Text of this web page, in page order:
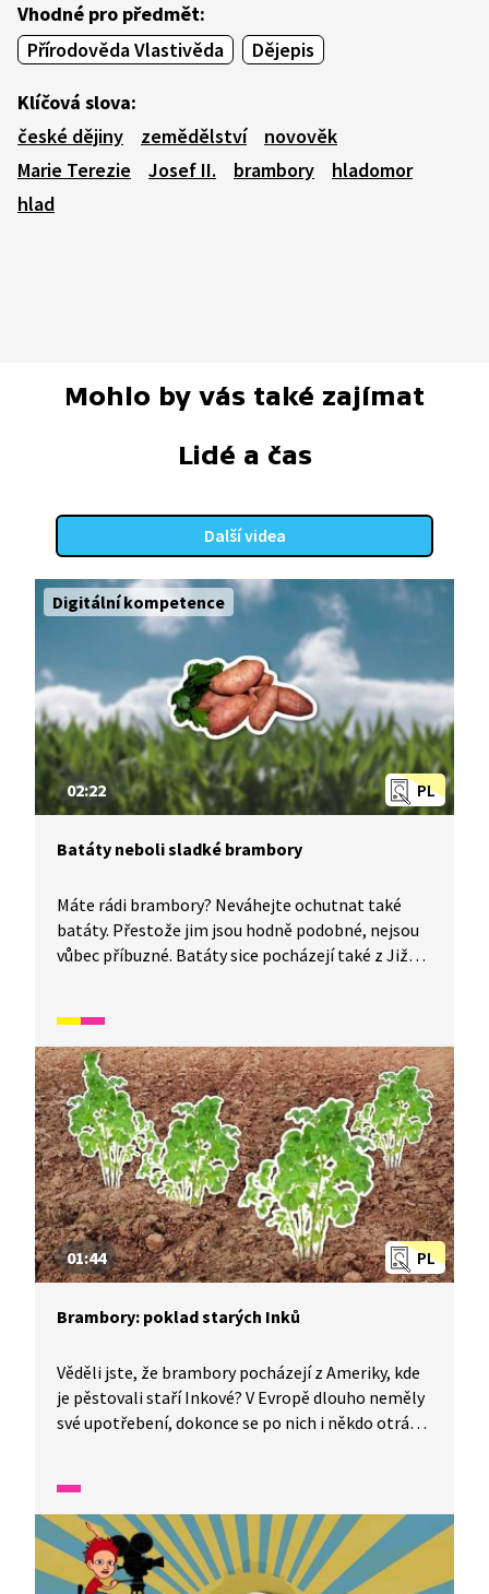
Vhodné pro předmět:
Přírodověda Vlastivěda
Dějepis
Klíčová slova:
české dějiny
zemědělství
novověk
Marie Terezie
Josef II. brambory
hladomor
hlad
Mohlo by vás také zajímat
Lidé a čas
Další videa
Digitální kompetence
PL
02:22
Batáty neboli sladké brambory
Máte rádi brambory? Neváhejte ochutnat také
batáty. Přestože jim jsou hodně podobné, nejsou
vůbec příbuzné. Batáty sice pocházejí také z Jižní
Údajně se také jedná o jedno z prvních jídel, které
člověk jedl. V Peru se našly zbytky batátů staré
přes 10 000 let.
PL
01:44
Brambory: poklad starých Inků
Věděli jste, že brambory pocházejí z Ameriky, kde
je pěstovali staří Inkové? V Evropě dlouho neměly
své upotřebení, dokonce se po nich i někdo otrávil.